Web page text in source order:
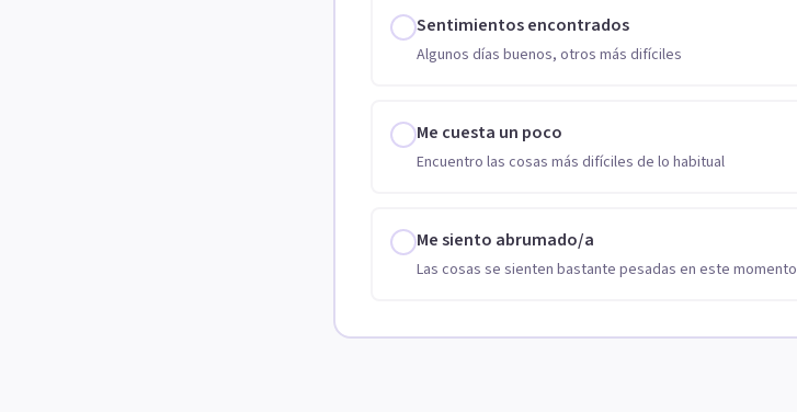
Sentimientos encontrados
Algunos días buenos, otros más difíciles
Me cuesta un poco
Encuentro las cosas más difíciles de lo habitual
Me siento abrumado/a
Las cosas se sienten bastante pesadas en este momento